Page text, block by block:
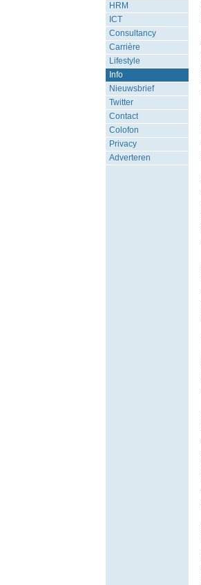
HRM
ICT
Consultancy
Carrière
Lifestyle
Info
Nieuwsbrief
Twitter
Contact
Colofon
Privacy
Adverteren